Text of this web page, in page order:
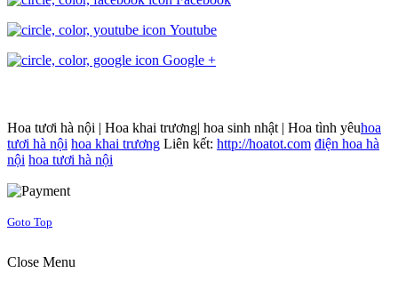
Youtube
Google +
Hoa tươi hà nội | Hoa khai trương| hoa sinh nhật | Hoa tình yêuhoa
tươi hà nội hoa khai trương Liên kết: http://hoatot.com điện hoa hà
nội hoa tươi hà nội
Goto Top
Close Menu